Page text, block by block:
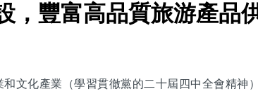
，豐富高品質旅游產品
文化產業（學習貫徹黨的二十屆四中全會精神）